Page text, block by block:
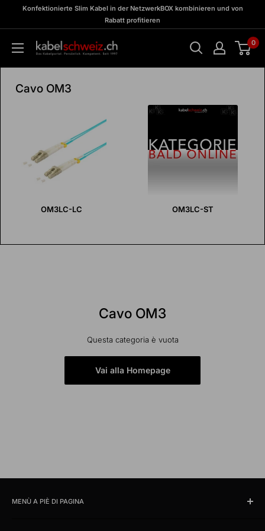
zu
BOX
Konfektionierte Slim Kabel in der NetzwerkBOX kombinieren und von
Rabatt profitieren
kabelschweiz 0
Cavo OM3
OM3LC-LC OM3LC-ST
Cavo OM3
Questa categoria è vuota
Vai alla Homepage
MENÙ A PIÈ DI PAGINA